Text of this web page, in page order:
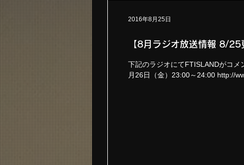
【8月ラジオ放送情報 8/25
下記のラジオにてFTISLANDがコ
月26日（金）23:00～24:00 http://
2016年8月25日